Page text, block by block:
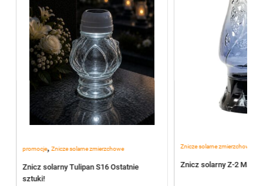
promocje, Znicze solarne zmierzchowe
Znicz solarny Tulipan S16 Ostatnie
sztuki!
Znicze solarne zmierzchowe
Znicz solarny Z-2 Mal